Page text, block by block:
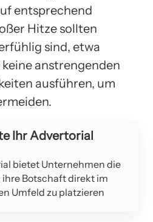
entsprechend
Hitze sollten
sind, etwa
anstrengenden
ausführen, um
Ihr Advertorial
bietet Unternehmen die
Botschaft direkt im
Umfeld zu platzieren